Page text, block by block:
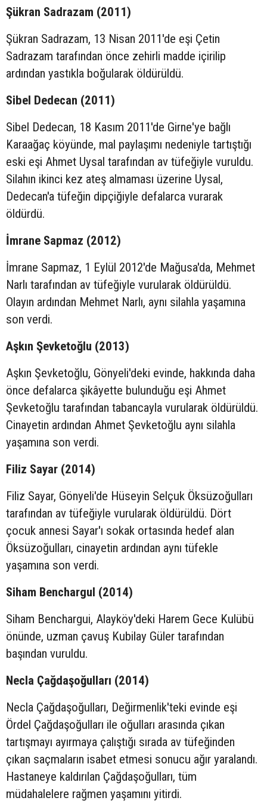
Şükran Sadrazam (2011)
Şükran Sadrazam, 13 Nisan 2011'de eşi Çetin
Sadrazam tarafından önce zehirli madde içirilip
ardından yastıkla boğularak öldürüldü.
Sibel Dedecan (2011)
Sibel Dedecan, 18 Kasım 2011'de Girne'ye bağlı
Karaağaç köyünde, mal paylaşımı nedeniyle tartıştığı
eski eşi Ahmet Uysal tarafından av tüfeğiyle vuruldu.
Silahın ikinci kez ateş almaması üzerine Uysal,
Dedecan'a tüfeğin dipçiğiyle defalarca vurarak
öldürdü.
İmrane Sapmaz (2012)
İmrane Sapmaz, 1 Eylül 2012'de Mağusa'da, Mehmet
Narlı tarafından av tüfeğiyle vurularak öldürüldü.
Olayın ardından Mehmet Narlı, aynı silahla yaşamına
son verdi.
Aşkın Şevketoğlu (2013)
Aşkın Şevketoğlu, Gönyeli'deki evinde, hakkında daha
önce defalarca şikâyette bulunduğu eşi Ahmet
Şevketoğlu tarafından tabancayla vurularak öldürüldü.
Cinayetin ardından Ahmet Şevketoğlu aynı silahla
yaşamına son verdi.
Filiz Sayar (2014)
Filiz Sayar, Gönyeli'de Hüseyin Selçuk Öksüzoğulları
tarafından av tüfeğiyle vurularak öldürüldü. Dört
çocuk annesi Sayar'ı sokak ortasında hedef alan
Öksüzoğulları, cinayetin ardından aynı tüfekle
yaşamına son verdi.
Siham Benchargul (2014)
Siham Benchargui, Alayköy'deki Harem Gece Kulübü
önünde, uzman çavuş Kubilay Güler tarafından
başından vuruldu.
Necla Çağdaşoğulları (2014)
Necla Çağdaşoğulları, Değirmenlik'teki evinde eşi
Ördel Çağdaşoğulları ile oğulları arasında çıkan
tartışmayı ayırmaya çalıştığı sırada av tüfeğinden
çıkan saçmaların isabet etmesi sonucu ağır yaralandı.
Hastaneye kaldırılan Çağdaşoğulları, tüm
müdahalelere rağmen yaşamını yitirdi.